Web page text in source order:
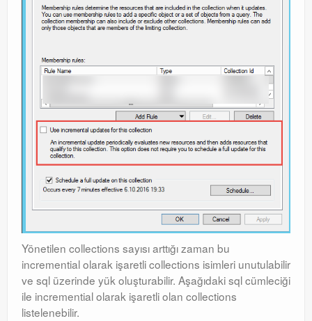
Yönetilen collections sayısı arttığı zaman bu
incremential olarak işaretli collections isimleri unutulabilir
ve sql üzerinde yük oluşturabilir. Aşağıdaki sql cümleciği
ile incremential olarak işaretli olan collections
listelenebilir.